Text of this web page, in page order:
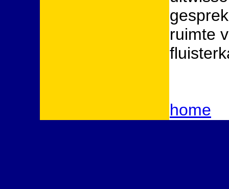
ruimte
home